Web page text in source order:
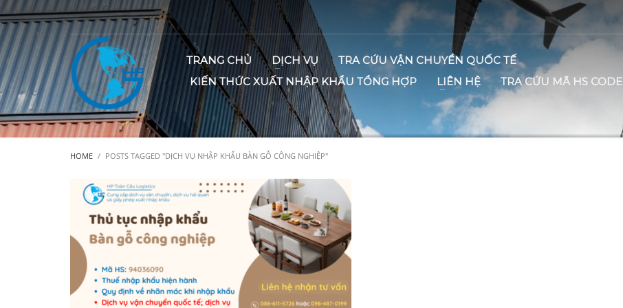
TRANG CHỦ DỊCH VỤ
TRA CỨU VẬN CHUYỂN QUỐC TẾ
KIẾN THỨC XUẤT NHẬP KHẨU TỔNG HỢP
LIÊN HỆ TRA CỨU MÃ HS CODE
HOME POSTS TAGGED "DỊCH VỤ NHẬP KHẨU BÀN GỖ CÔNG NGHIỆP"